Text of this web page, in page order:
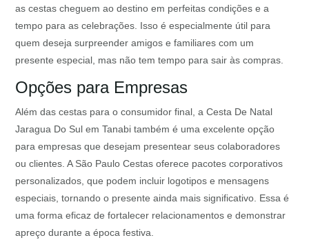
as cestas cheguem ao destino em perfeitas condições e a
tempo para as celebrações. Isso é especialmente útil para
quem deseja surpreender amigos e familiares com um
presente especial, mas não tem tempo para sair às compras.
Opções para Empresas
Além das cestas para o consumidor final, a Cesta De Natal
Jaragua Do Sul em Tanabi também é uma excelente opção
para empresas que desejam presentear seus colaboradores
ou clientes. A São Paulo Cestas oferece pacotes corporativos
personalizados, que podem incluir logotipos e mensagens
especiais, tornando o presente ainda mais significativo. Essa é
uma forma eficaz de fortalecer relacionamentos e demonstrar
apreço durante a época festiva.